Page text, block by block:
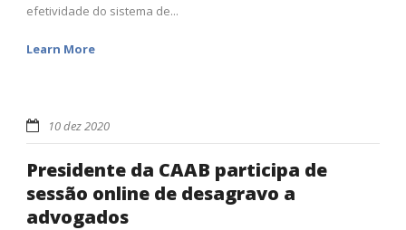
efetividade do sistema de...
Learn More
10 dez 2020
Presidente da CAAB participa de
sessão online de desagravo a
advogados